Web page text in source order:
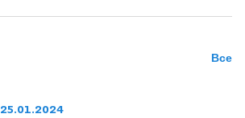
Все
25.01.2024